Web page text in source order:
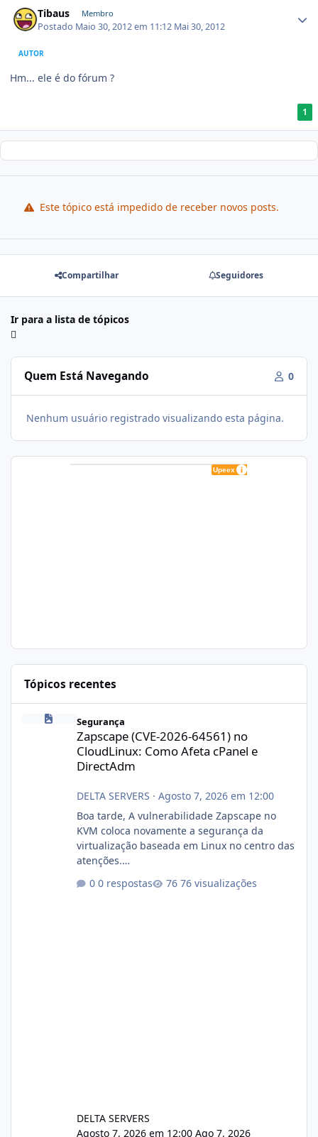
Tibaus Membro
Postado Maio 30, 2012 em 11:12 Mai 30, 2012
AUTOR
Hm... ele é do fórum ?
1
Este tópico está impedido de receber novos posts.
Compartilhar Seguidores
Ir para a lista de tópicos
Quem Está Navegando 0
Nenhum usuário registrado visualizando esta página.
Tópicos recentes
Zapscape (CVE-2026-64561) no CloudLinux: Como Afeta cPanel
Segurança
Zapscape (CVE-2026-64561) no
CloudLinux: Como Afeta cPanel e
DirectAdm
DELTA SERVERS · Agosto 7, 2026 em 12:00
Boa tarde, A vulnerabilidade Zapscape no
KVM coloca novamente a segurança da
virtualização baseada em Linux no centro das
atenções.
xjx23zz5f Criamos uma breve explicação:
0 respostas 76 visualizações
DELTA SERVERS
Agosto 7, 2026 em 12:00 Ago 7, 2026